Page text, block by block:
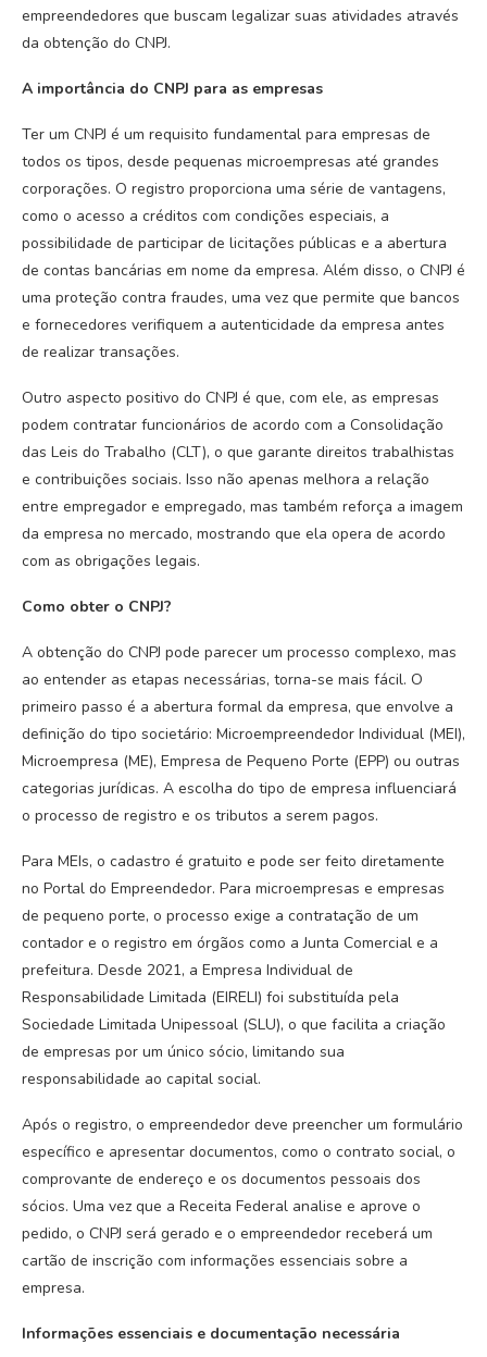
empreendedores que buscam legalizar suas atividades através
da obtenção do CNPJ.
A importância do CNPJ para as empresas
Ter um CNPJ é um requisito fundamental para empresas de
todos os tipos, desde pequenas microempresas até grandes
corporações. O registro proporciona uma série de vantagens,
como o acesso a créditos com condições especiais, a
possibilidade de participar de licitações públicas e a abertura
de contas bancárias em nome da empresa. Além disso, o CNPJ é
uma proteção contra fraudes, uma vez que permite que bancos
e fornecedores verifiquem a autenticidade da empresa antes
de realizar transações.
Outro aspecto positivo do CNPJ é que, com ele, as empresas
podem contratar funcionários de acordo com a Consolidação
das Leis do Trabalho (CLT), o que garante direitos trabalhistas
e contribuições sociais. Isso não apenas melhora a relação
entre empregador e empregado, mas também reforça a imagem
da empresa no mercado, mostrando que ela opera de acordo
com as obrigações legais.
Como obter o CNPJ?
A obtenção do CNPJ pode parecer um processo complexo, mas
ao entender as etapas necessárias, torna-se mais fácil. O
primeiro passo é a abertura formal da empresa, que envolve a
definição do tipo societário: Microempreendedor Individual (MEI),
Microempresa (ME), Empresa de Pequeno Porte (EPP) ou outras
categorias jurídicas. A escolha do tipo de empresa influenciará
o processo de registro e os tributos a serem pagos.
Para MEIs, o cadastro é gratuito e pode ser feito diretamente
no Portal do Empreendedor. Para microempresas e empresas
de pequeno porte, o processo exige a contratação de um
contador e o registro em órgãos como a Junta Comercial e a
prefeitura. Desde 2021, a Empresa Individual de
Responsabilidade Limitada (EIRELI) foi substituída pela
Sociedade Limitada Unipessoal (SLU), o que facilita a criação
de empresas por um único sócio, limitando sua
responsabilidade ao capital social.
Após o registro, o empreendedor deve preencher um formulário
específico e apresentar documentos, como o contrato social, o
comprovante de endereço e os documentos pessoais dos
sócios. Uma vez que a Receita Federal analise e aprove o
pedido, o CNPJ será gerado e o empreendedor receberá um
cartão de inscrição com informações essenciais sobre a
empresa.
Informações essenciais e documentação necessária